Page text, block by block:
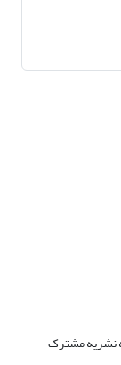
نشریه مشترک